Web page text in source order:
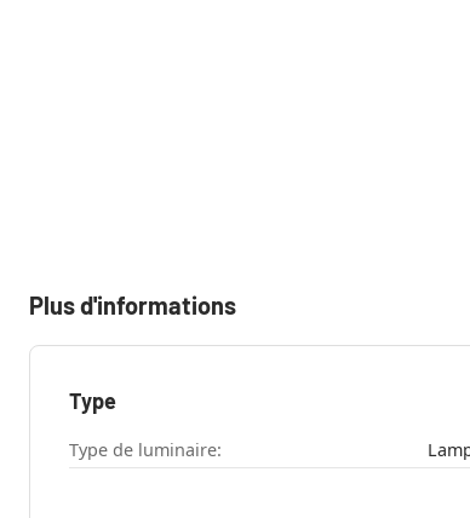
Plus d'informations
Type
Type de luminaire: